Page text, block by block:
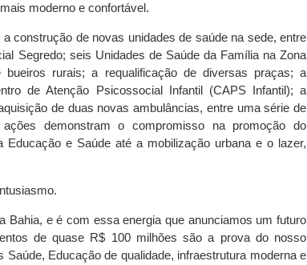
moderno e confortável.
construção de novas unidades de saúde na sede, entre
Segredo; seis Unidades de Saúde da Família na Zona
rurais; a requalificação de diversas praças; a
de Atenção Psicossocial Infantil (CAPS Infantil); a
de duas novas ambulâncias, entre uma série de
demonstram o compromisso na promoção do
Educação e Saúde até a mobilização urbana e o lazer,
e é com essa energia que anunciamos um futuro
de quase R$ 100 milhões são a prova do nosso
Educação de qualidade, infraestrutura moderna e